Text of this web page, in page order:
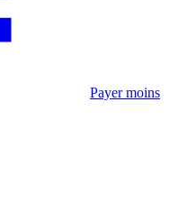
Payer moins